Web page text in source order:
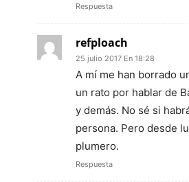
Respuesta
refploach
25 julio 2017 En 18:28
A mí me han borrado
un rato por hablar de
y demás. No sé si
persona. Pero desde
plumero.
Respuesta